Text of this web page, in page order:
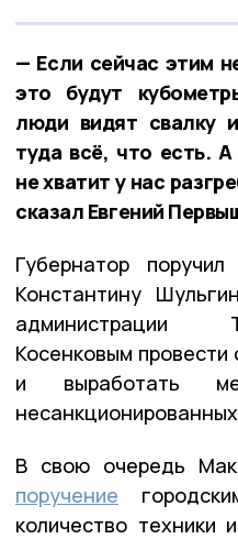
— Если сейчас этим
это будут
люди видят свалку
туда всё, что есть.
не хватит у нас
сказал Евгений
Губернатор
Константину
администрации
Косенковым
и выработать
В свою очередь
поручение
количество техники